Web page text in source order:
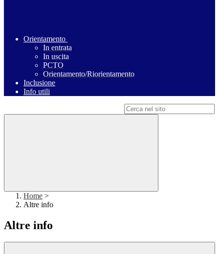
Orientamento
In entrata
In uscita
PCTO
Orientamento/Riorientamento
Inclusione
Info utili
Home >
Altre info
Altre info